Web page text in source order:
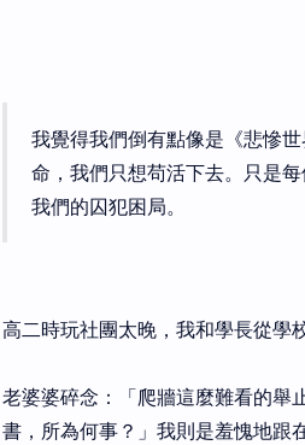
我覺得我們倒有點像是《悲慘
命，我們只想苟活下去。只是
我們的囚犯困局。
高二時玩社團太晚，我和學長從學
老婆婆碎念：「爬牆這麼難看的舉
書，所為何事？」我則是羞愧地跟